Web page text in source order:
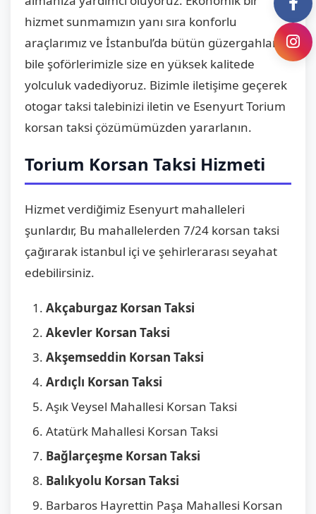
hizmet sunmamızın yanı sıra konforlu
araçlarımız ve İstanbul’da bütün güzergahları
bile şoförlerimizle size en yüksek kalitede
yolculuk vadediyoruz. Bizimle iletişime geçerek
otogar taksi talebinizi iletin ve Esenyurt Torium
korsan taksi çözümümüzden yararlanın.
Torium Korsan Taksi Hizmeti
Hizmet verdiğimiz Esenyurt mahalleleri
şunlardır, Bu mahallelerden 7/24 korsan taksi
çağırarak istanbul içi ve şehirlerarası seyahat
edebilirsiniz.
Akçaburgaz Korsan Taksi
Akevler Korsan Taksi
Akşemseddin Korsan Taksi
Ardıçlı Korsan Taksi
Aşık Veysel Mahallesi Korsan Taksi
Atatürk Mahallesi Korsan Taksi
Bağlarçeşme Korsan Taksi
Balıkyolu Korsan Taksi
Barbaros Hayrettin Paşa Mahallesi Korsan